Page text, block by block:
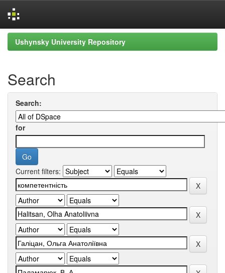
Skip
navigation
Ushynsky University Repository
Search
Search:
for
Current filters: